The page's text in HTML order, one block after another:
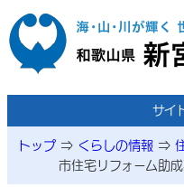
本文へ移動
サイ
トップ ⇒ くらしの情報 ⇒
市住宅リフォーム助